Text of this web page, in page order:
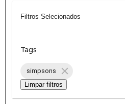
Filtros Selecionados
Tags
simpsons
Limpar filtros